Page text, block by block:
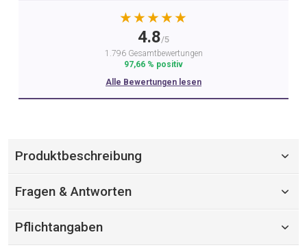
★★★★★
4.8/5
1.796 Gesamtbewertungen
97,66 % positiv
Alle Bewertungen lesen
Produktbeschreibung
Fragen & Antworten
Pflichtangaben